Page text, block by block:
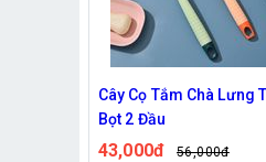
Cây Cọ Tắm Chà Lưng
Bọt 2 Đầu
43,000đ 56,000đ